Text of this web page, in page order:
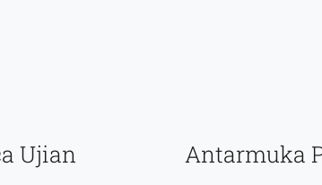
Ujian Antarmuka